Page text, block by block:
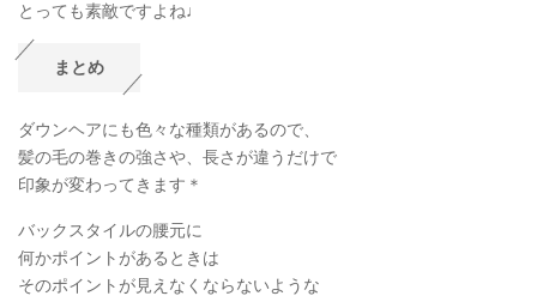
とっても素敵ですよね♩
まとめ
ダウンヘアにも色々な種類があるので、
髪の毛の巻きの強さや、長さが違うだけで
印象が変わってきます＊
バックスタイルの腰元に
何かポイントがあるときは
そのポイントが見えなくならないような